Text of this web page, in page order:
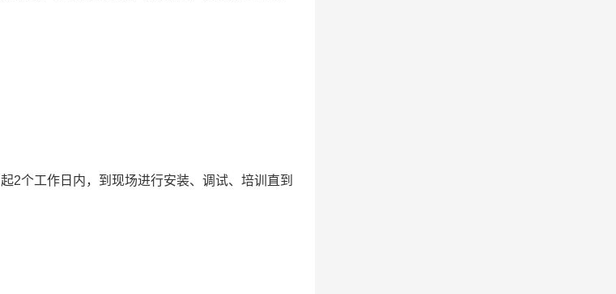
2个工作日内，到现场进行安装、调试、培训直到